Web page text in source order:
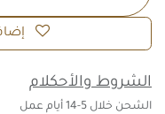
الشروط والأحكلام
الشحن خلال 5-14 أيام عمل